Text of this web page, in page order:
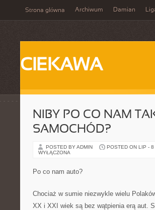
Strona główna Archiwum Damian
CIEKAWA
NIBY PO CO NAM
SAMOCHÓD?
POSTED BY ADMIN POSTED ON LIP - 8
WYŁĄCZONA
Po co nam auto?
Chociaż w sumie niezwykle wielu
XX i XXI wiek są bez wątpienia erą aut.